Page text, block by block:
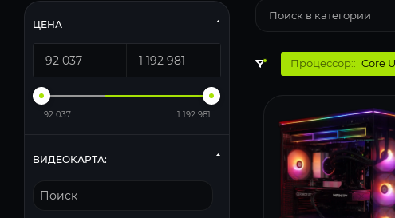
Процессор:: Core
ЦЕНА
92 037 1 192 981
ВИДЕОКАРТА: